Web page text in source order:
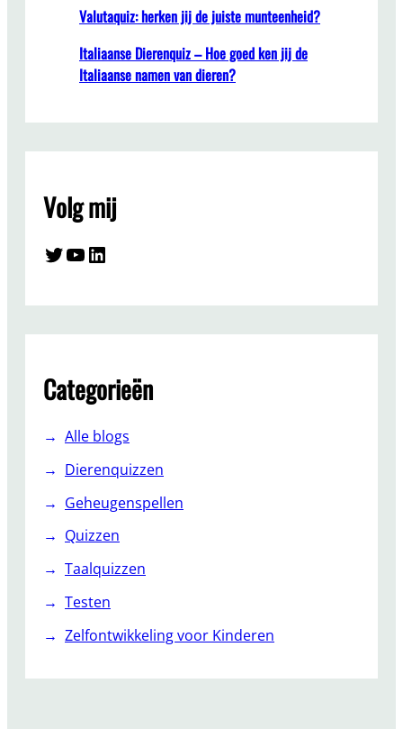
Valutaquiz: herken jij de juiste munteenheid?
Italiaanse Dierenquiz – Hoe goed ken jij de
Italiaanse namen van dieren?
Volg mij
Twitter YouTube LinkedIn
Categorieën
Alle blogs
Dierenquizzen
Geheugenspellen
Quizzen
Taalquizzen
Testen
Zelfontwikkeling voor Kinderen